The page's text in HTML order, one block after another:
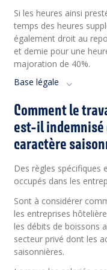
Si les heures ainsi
temps des heures
également droit au
et demie pour une
majoration de 40%.
Base légale
Comment le
est-il indemnisé
caractère
Des règles spécifiques
occupés dans les
Sont à considérer
les entreprises
les débits de boissons
secteur privé dont les
saisonnières.